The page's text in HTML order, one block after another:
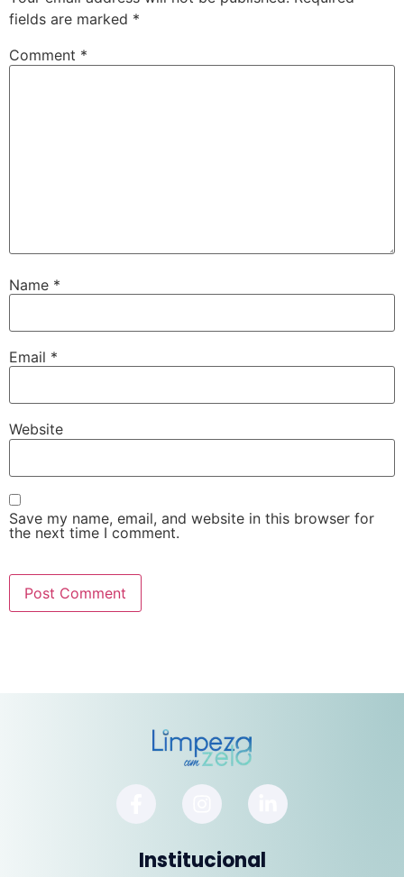
fields are marked *
Comment *
Name *
Email *
Website
Save my name, email, and website in this browser for
the next time I comment.
Institucional